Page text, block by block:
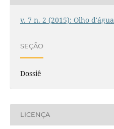
v. 7 n. 2 (2015): Olho d'água
SEÇÃO
Dossiê
LICENÇA